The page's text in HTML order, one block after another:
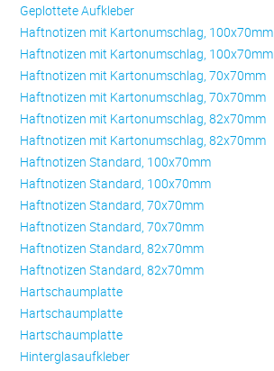
Geplottete Aufkleber
Haftnotizen mit Kartonumschlag, 100x70mm
Haftnotizen mit Kartonumschlag, 100x70mm
Haftnotizen mit Kartonumschlag, 70x70mm
Haftnotizen mit Kartonumschlag, 70x70mm
Haftnotizen mit Kartonumschlag, 82x70mm
Haftnotizen mit Kartonumschlag, 82x70mm
Haftnotizen Standard, 100x70mm
Haftnotizen Standard, 100x70mm
Haftnotizen Standard, 70x70mm
Haftnotizen Standard, 70x70mm
Haftnotizen Standard, 82x70mm
Haftnotizen Standard, 82x70mm
Hartschaumplatte
Hartschaumplatte
Hartschaumplatte
Hinterglasaufkleber